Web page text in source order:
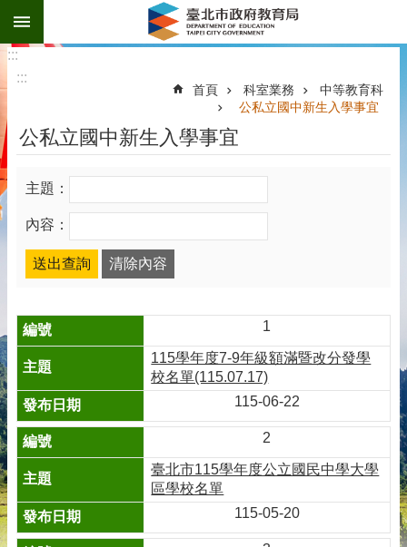
跳到主要內容區塊
:::
:::
首頁 科室業務
中等教育科
公私立國中新生入學事宜
公私立國中新生入學事宜
主題：
內容：
1
115學年度7-9年級額滿暨改分發學
校名單(115.07.17)
115-06-22
2
臺北市115學年度公立國民中學大學
區學校名單
115-05-20